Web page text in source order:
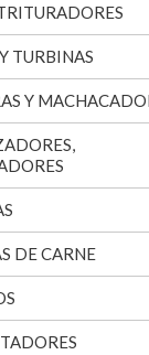
TURBINAS
Y
DE CARNE